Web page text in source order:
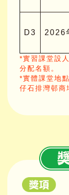
D3 2026
*實習課堂設
分配名額。
*實體課堂地
仔石排灣邨商